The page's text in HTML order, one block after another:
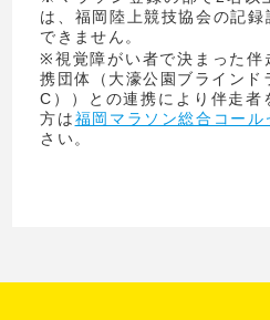
は、福岡陸上競技協会の記
できません。
※視覚障がい者で決まった伴
携団体（大濠公園ブラインド
C））との連携により伴走者
方は福岡マラソン総合コール
さい。